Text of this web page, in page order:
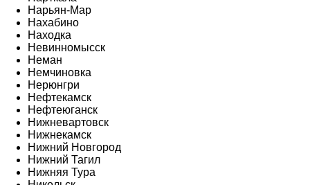
Нарьян-Мар
Нахабино
Находка
Невинномысск
Неман
Немчиновка
Нерюнгри
Нефтекамск
Нефтеюганск
Нижневартовск
Нижнекамск
Нижний Новгород
Нижний Тагил
Нижняя Тура